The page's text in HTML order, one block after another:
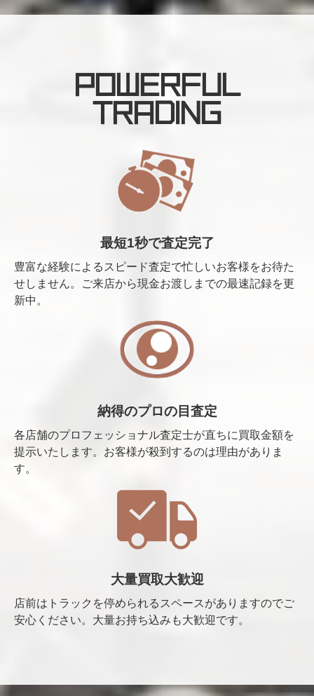
POWERFUL
TRADING
最短1秒で査定完了
豊富な経験によるスピード査定で忙しいお客様をお待た
せしません。ご来店から現金お渡しまでの最速記録を更
新中。
納得のプロの目査定
各店舗のプロフェッショナル査定士が直ちに買取金額を
提示いたします。お客様が殺到するのは理由がありま
す。
大量買取大歓迎
店前はトラックを停められるスペースがありますのでご
安心ください。大量お持ち込みも大歓迎です。